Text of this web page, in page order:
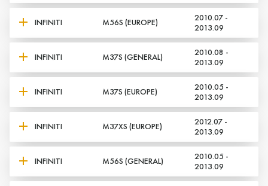
INFINITI M56S (EUROPE)
2010.07 -
2013.09
INFINITI M37S (GENERAL)
2010.08 -
2013.09
INFINITI M37S (EUROPE)
2010.05 -
2013.09
INFINITI M37XS (EUROPE)
2012.07 -
2013.09
INFINITI M56S (GENERAL)
2010.05 -
2013.09